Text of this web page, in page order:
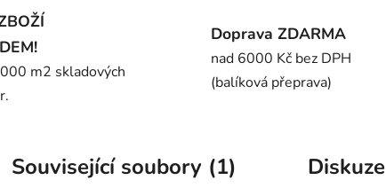
m2 skladových
Doprava ZDARMA
nad 6000 Kč bez DPH
(balíková přeprava)
Související soubory (1) Diskuze